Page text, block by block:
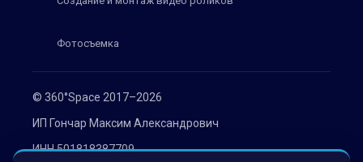
© 360°Space 2017–2026
ИП Гончар Максим Александрович
ИНН 501818387709
Фотосъемка